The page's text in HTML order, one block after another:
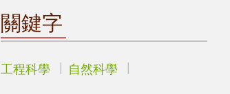
關鍵字
工程科學 自然科學